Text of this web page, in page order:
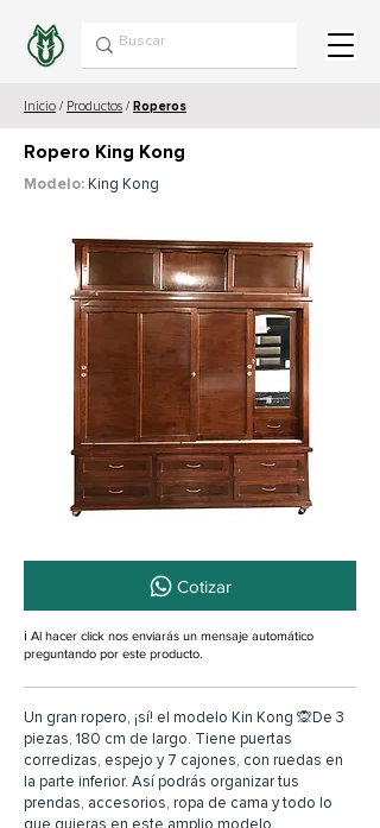
Inicio / Productos / Roperos
Ropero King Kong
Modelo: King Kong
Un gran ropero, ¡sí! el modelo Kin Kong 🙊De 3
piezas, 180 cm de largo. Tiene puertas
corredizas, espejo y 7 cajones, con ruedas en
la parte inferior. Así podrás organizar tus
prendas, accesorios, ropa de cama y todo lo
Cotizar
ℹ️ Al hacer click nos enviarás un mensaje automático
preguntando por este producto.